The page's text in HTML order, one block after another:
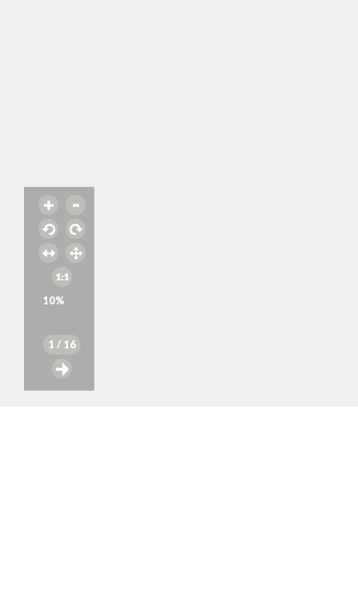
10%
1 / 16